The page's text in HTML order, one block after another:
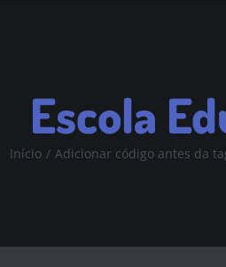
Escola
Início Adicionar código antes da